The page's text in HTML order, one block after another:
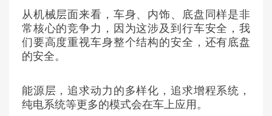
从机械层面来看，车身、内饰、底盘同样是非
常核心的竞争力，因为这涉及到行车安全，我
们要高度重视车身整个结构的安全，还有底盘
的安全。
能源层，追求动力的多样化，追求增程系统，
纯电系统等更多的模式会在车上应用。